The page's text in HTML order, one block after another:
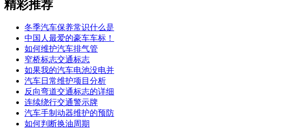
精彩推荐
冬季汽车保养常识什么是
中国人最爱的豪车车标！
如何维护汽车排气管
窄桥标志交通标志
如果我的汽车电池没电并
汽车日常维护项目分析
反向弯道交通标志的详细
连续绕行交通警示牌
汽车手制动器维护的预防
如何判断换油周期